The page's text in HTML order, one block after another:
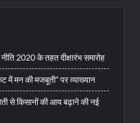
नीति 2020 के तहत दीक्षारंभ समारोह
में मन की मजबूती” पर व्याख्यान
से किसानों की आय बढ़ाने की नई